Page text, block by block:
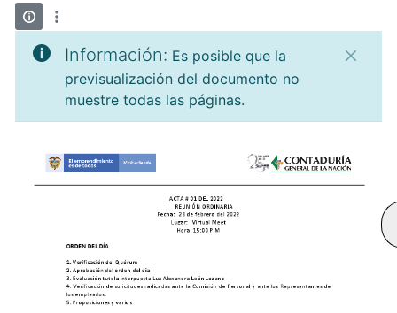
Información: Es posible que la
previsualización del documento no
muestre todas las páginas.